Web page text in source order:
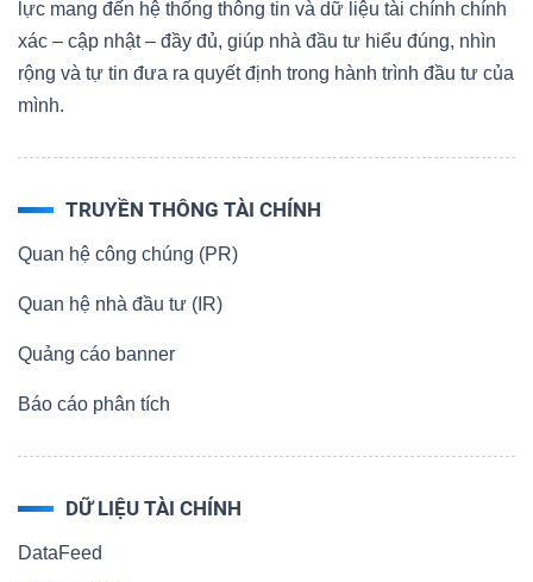
lực mang đến hệ thống thông tin và dữ liệu tài chính chính
xác – cập nhật – đầy đủ, giúp nhà đầu tư hiểu đúng, nhìn
rộng và tự tin đưa ra quyết định trong hành trình đầu tư của
mình.
TRUYỀN THÔNG TÀI CHÍNH
Quan hệ công chúng (PR)
Quan hệ nhà đầu tư (IR)
Quảng cáo banner
Báo cáo phân tích
DỮ LIỆU TÀI CHÍNH
DataFeed